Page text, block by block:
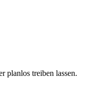
planlos treiben lassen.